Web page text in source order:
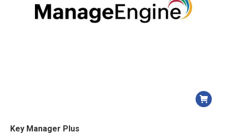
Key Manager Plus